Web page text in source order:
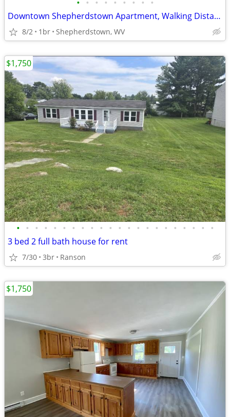
• • • • • • • • •
Downtown Shepherdstown Apartment, Walking Distance to Shepherd U.
8/2 1br Shepherdstown, WV
• • • • • • • • • • • • • • • • • • • • • •
3 bed 2 full bath house for rent
7/30 3br Ranson
$1,750
$1,750